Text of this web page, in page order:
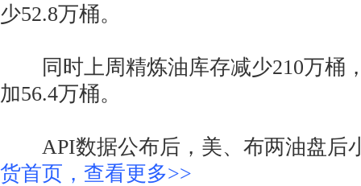
少52.8万桶。
同时上周精炼油库存减少210万桶
加56.4万桶。
API数据公布后，美、布两油盘后
货首页，查看更多>>